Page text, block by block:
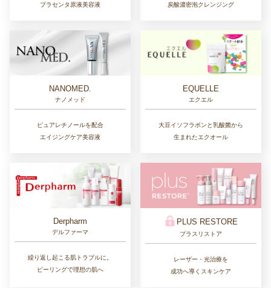
プラセンタ原液美容液
炭酸濃密泡クレンジング
NANOMED.
ナノメッド
ピュアレチノールを配合
エイジングケア美容液
EQUELLE
エクエル
大豆イソフラボンと乳酸菌から
生まれたエクオール
Derpharm
デルファーマ
繰り返し起こる肌トラブルに。
ピーリングで理想の肌へ
PLUS RESTORE
プラスリストア
レーザー・光治療を
成功へ導くスキンケア